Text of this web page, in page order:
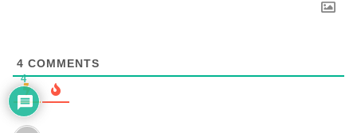
4 COMMENTS
4